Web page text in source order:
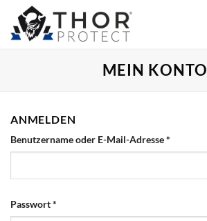
Inhalt
springen
MEIN KONTO
ANMELDEN
Benutzername oder E-Mail-Adresse*
Passwort*